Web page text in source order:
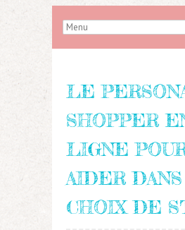
LE
SHOPPER
LIGNE
AIDER DANS
CHOIX DE